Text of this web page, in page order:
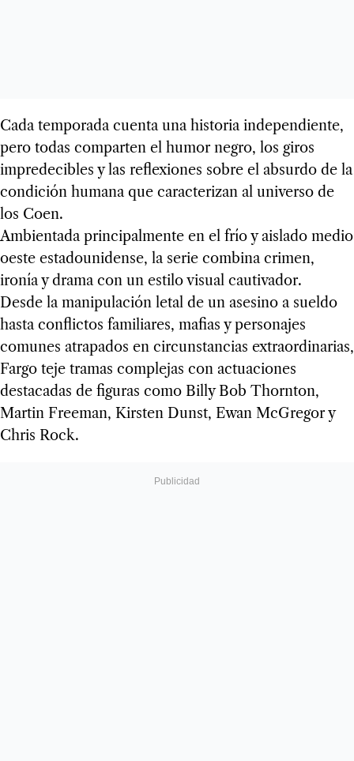
Cada temporada cuenta una historia independiente,
pero todas comparten el humor negro, los giros
impredecibles y las reflexiones sobre el absurdo de la
condición humana que caracterizan al universo de
los Coen.
Ambientada principalmente en el frío y aislado medio
oeste estadounidense, la serie combina crimen,
ironía y drama con un estilo visual cautivador.
Desde la manipulación letal de un asesino a sueldo
hasta conflictos familiares, mafias y personajes
comunes atrapados en circunstancias extraordinarias,
Fargo teje tramas complejas con actuaciones
destacadas de figuras como Billy Bob Thornton,
Martin Freeman, Kirsten Dunst, Ewan McGregor y
Chris Rock.